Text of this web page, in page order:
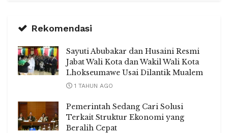
Rekomendasi
Sayuti Abubakar dan Husaini Resmi
Jabat Wali Kota dan Wakil Wali Kota
Lhokseumawe Usai Dilantik Mualem
1 TAHUN AGO
Pemerintah Sedang Cari Solusi
Terkait Struktur Ekonomi yang
Beralih Cepat